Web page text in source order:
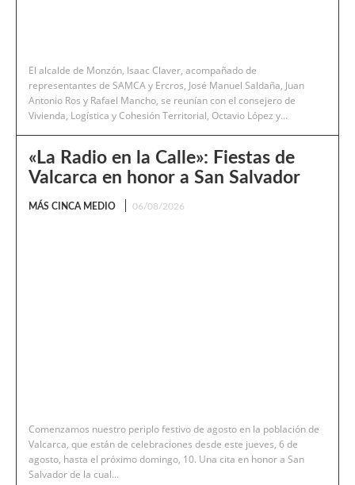
El alcalde de Monzón, Isaac Claver, acompañado de
representantes de SAMCA y Ercros, José Manuel Saldaña, Juan
Antonio Ros y Rafael Mancho, se reunían con el consejero de
Vivienda, Logística y Cohesión Territorial, Octavio López y...
«La Radio en la Calle»: Fiestas de
Valcarca en honor a San Salvador
MÁS CINCA MEDIO 06/08/2026
Comenzamos nuestro periplo festivo de agosto en la población de
Valcarca, que están de celebraciones desde este jueves, 6 de
agosto, hasta el próximo domingo, 10. Una cita en honor a San
Salvador de la cual...